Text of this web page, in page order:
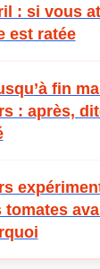
: si vous
est ratée
fin
: après,
tomates